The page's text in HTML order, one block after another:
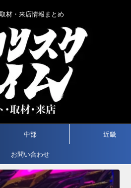
材・来店情報まとめ
中部 近畿
お問い合わせ